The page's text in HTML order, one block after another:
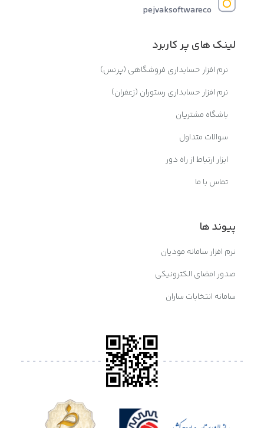
pejvaksoftwareco
لینک های پر کاربرد
نرم افزار حسابداری فروشگاهی (پرنس)
نرم افزار حسابداری رستوران (زعفران)
باشگاه مشتریان
سوالات متداول
ابزار ارتباط از راه دور
تماس با ما
پیوند ها
نرم افزار سامانه مودیان
صدور امضای الکترونیکی
سامانه انتخابات ساران